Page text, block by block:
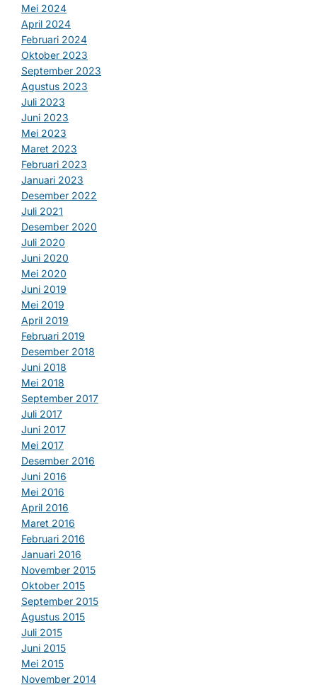
Mei 2024
April 2024
Februari 2024
Oktober 2023
September 2023
Agustus 2023
Juli 2023
Juni 2023
Mei 2023
Maret 2023
Februari 2023
Januari 2023
Desember 2022
Juli 2021
Desember 2020
Juli 2020
Juni 2020
Mei 2020
Juni 2019
Mei 2019
April 2019
Februari 2019
Desember 2018
Juni 2018
Mei 2018
September 2017
Juli 2017
Juni 2017
Mei 2017
Desember 2016
Juni 2016
Mei 2016
April 2016
Maret 2016
Februari 2016
Januari 2016
November 2015
Oktober 2015
September 2015
Agustus 2015
Juli 2015
Juni 2015
Mei 2015
November 2014